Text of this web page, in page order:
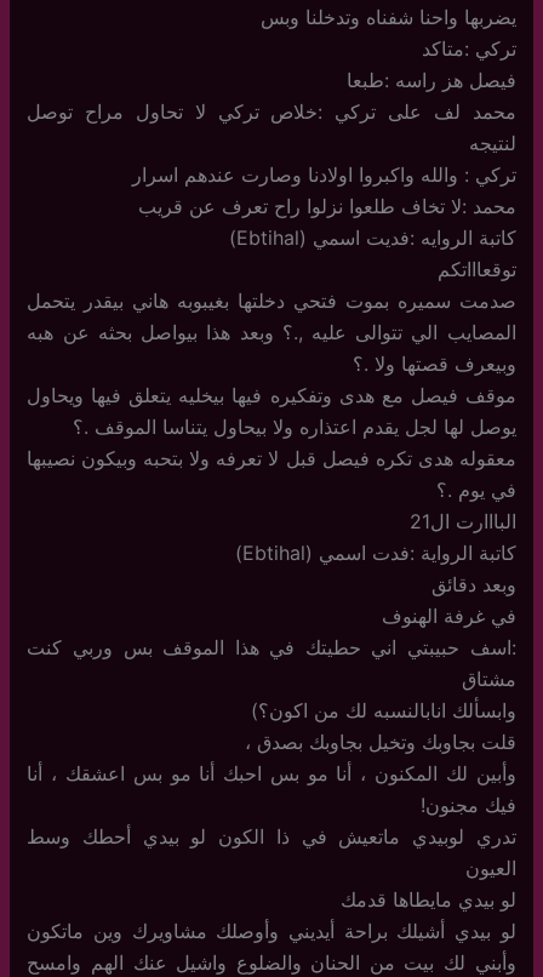
يضربها واحنا شفناه وتدخلنا وبس
تركي :متاكد
فيصل هز راسه :طبعا
محمد لف على تركي :خلاص تركي لا تحاول مراح توصل
لنتيجه
تركي : والله واكبروا اولادنا وصارت عندهم اسرار
محمد :لا تخاف طلعوا نزلوا راح تعرف عن قريب
كاتبة الروايه :فديت اسمي (Ebtihal)
توقعاااتكم
صدمت سميره بموت فتحي دخلتها بغيبوبه هاني بيقدر يتحمل
المصايب الي تتوالى عليه ,.؟ وبعد هذا بيواصل بحثه عن هبه
وبيعرف قصتها ولا .؟
موقف فيصل مع هدى وتفكيره فيها بيخليه يتعلق فيها ويحاول
يوصل لها لجل يقدم اعتذاره ولا بيحاول يتناسا الموقف .؟
معقوله هدى تكره فيصل قبل لا تعرفه ولا بتحبه وبيكون نصيبها
في يوم .؟
البااارت ال21
كاتبة الرواية :فدت اسمي (Ebtihal)
وبعد دقائق
في غرفة الهنوف
:اسف حبيبتي اني حطيتك في هذا الموقف بس وربي كنت
مشتاق
وابسألك انابالنسبه لك من اكون؟)
قلت بجاوبك وتخيل بجاوبك بصدق ،
وأبين لك المكنون ، أنا مو بس احبك أنا مو بس اعشقك ، أنا
فيك مجنون!
تدري لوبيدي ماتعيش في ذا الكون لو بيدي أحطك وسط
العيون
لو بيدي مايطاها قدمك
لو بيدي أشيلك براحة أيديني وأوصلك مشاويرك وين ماتكون
وأبني لك بيت من الحنان والضلوع واشيل عنك الهم وامسح